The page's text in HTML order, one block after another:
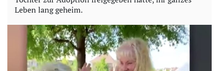
e
o
Leben lang geheim.